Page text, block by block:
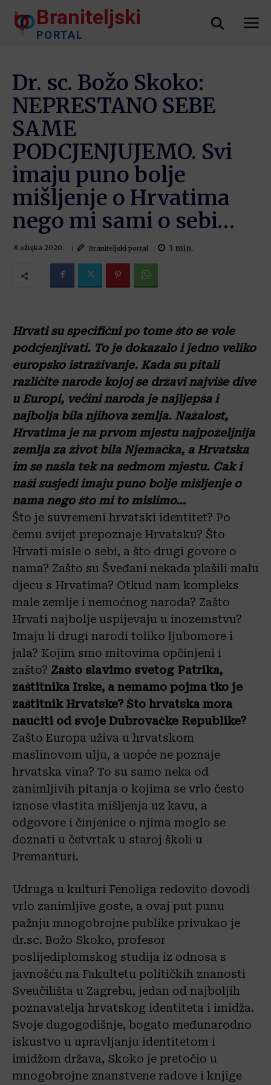
Braniteljski
PORTAL
Dr. sc. Božo Skoko:
NEPRESTANO SEBE
SAME
PODCJENJUJEMO. Svi
imaju puno bolje
mišljenje o Hrvatima
nego mi sami o sebi…
8 ožujka 2020. Braniteljski portal 3 min.
Hrvati su specifični po tome što se vole
podcjenjivati. To je dokazalo i jedno veliko
europsko istraživanje. Kada su pitali
različite narode kojoj se državi najviše dive
u Europi, većini naroda je najljepša i
najbolja bila njihova zemlja. Nažalost,
Hrvatima je na prvom mjestu najpoželjnija
zemlja za život bila Njemačka, a Hrvatska
im se našla tek na sedmom mjestu. Čak i
naši susjedi imaju puno bolje mišljenje o
nama nego što mi to mislimo…
Što je suvremeni hrvatski identitet? Po
čemu svijet prepoznaje Hrvatsku? Što
Hrvati misle o sebi, a što drugi govore o
nama? Zašto su Šveđani nekada plašili malu
djecu s Hrvatima? Otkud nam kompleks
male zemlje i nemoćnog naroda? Zašto
Hrvati najbolje uspijevaju u inozemstvu?
Imaju li drugi narodi toliko ljubomore i
jala? Kojim smo mitovima opčinjeni i
zašto? Zašto slavimo svetog Patrika,
zaštitnika Irske, a nemamo pojma tko je
zaštitnik Hrvatske? Što hrvatska mora
naučiti od svoje Dubrovačke Republike?
Zašto Europa uživa u hrvatskom
maslinovom ulju, a uopće ne poznaje
hrvatska vina? To su samo neka od
zanimljivih pitanja o kojima se vrlo često
iznose vlastita mišljenja uz kavu, a
odgovore i činjenice o njima moglo se
doznati u četvrtak u staroj školi u
Premanturi.
Udruga u kulturi Fenoliga redovito dovodi
vrlo zanimljive goste, a ovaj put punu
pažnju mnogobrojne publike privukao je
dr.sc. Božo Skoko, profesor
poslijediplomskog studija iz odnosa s
javnošću na Fakultetu političkih znanosti
Sveučilišta u Zagrebu, jedan od najboljih
poznavatelja hrvatskog identiteta i imidža.
Svoje dugogodišnje, bogato međunarodno
iskustvo u upravljanju identitetom i
imidžom država, Skoko je pretočio u
mnogobrojne znanstvene radove i knjige